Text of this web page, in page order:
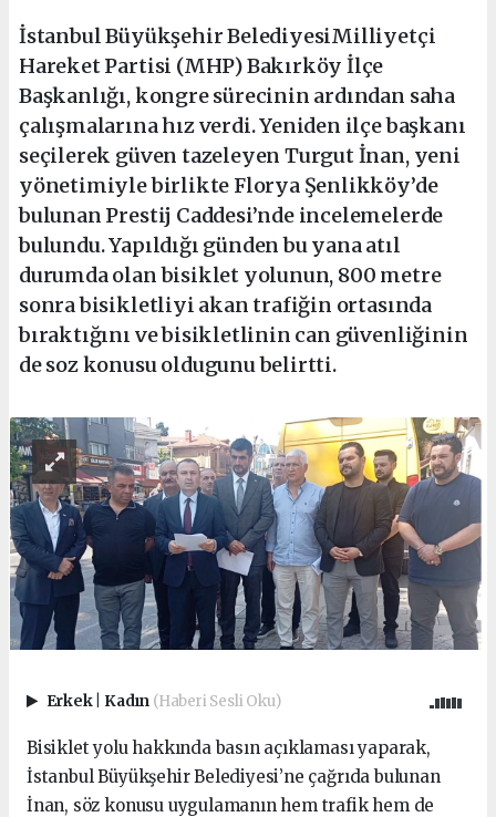
İstanbul Büyükşehir BelediyesiMilliyetçi
Hareket Partisi (MHP) Bakırköy İlçe
Başkanlığı, kongre sürecinin ardından saha
çalışmalarına hız verdi. Yeniden ilçe başkanı
seçilerek güven tazeleyen Turgut İnan, yeni
yönetimiyle birlikte Florya Şenlikköy’de
bulunan Prestij Caddesi’nde incelemelerde
bulundu. Yapıldığı günden bu yana atıl
durumda olan bisiklet yolunun, 800 metre
sonra bisikletliyi akan trafiğin ortasında
bıraktığını ve bisikletlinin can güvenliğinin
de soz konusu oldugunu belirtti.
Erkek Kadın (Haberi Sesli Oku)
Bisiklet yolu hakkında basın açıklaması yaparak,
İstanbul Büyükşehir Belediyesi’ne çağrıda bulunan
İnan, söz konusu uygulamanın hem trafik hem de